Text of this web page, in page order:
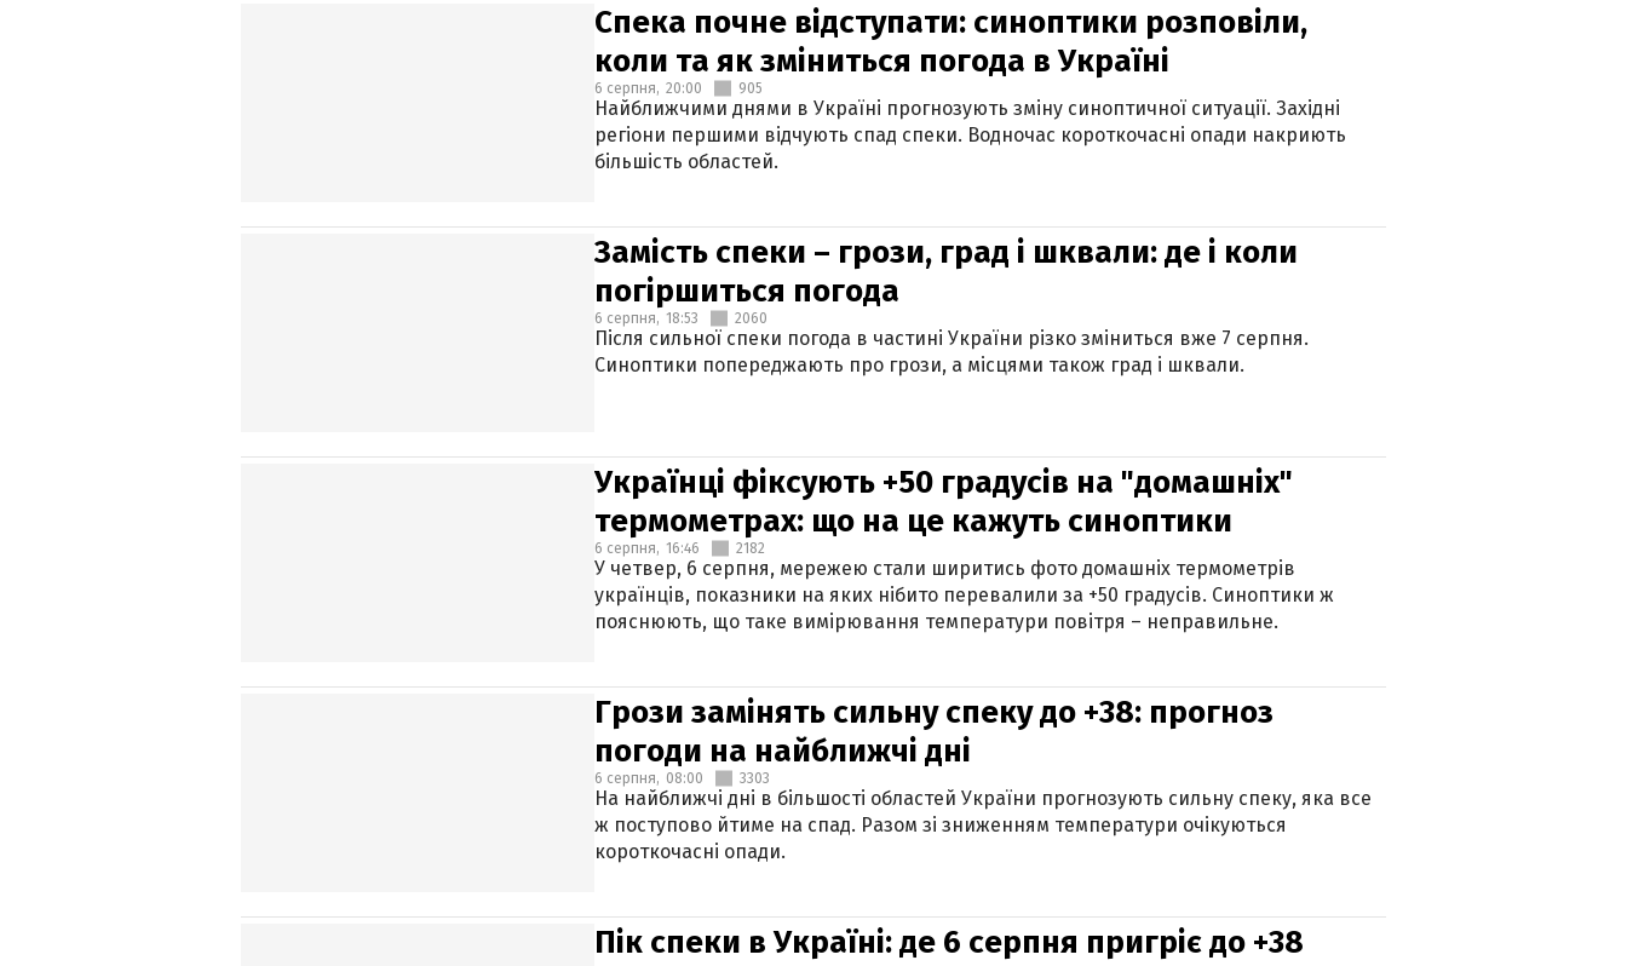
Спека почне відступати: синоптики розповіли,
коли та як зміниться погода в Україні
6 серпня, 20:00 905
Найближчими днями в Україні прогнозують зміну синоптичної ситуації. Західні
регіони першими відчують спад спеки. Водночас короткочасні опади накриють
більшість областей.
Замість спеки – грози, град і шквали: де і коли
погіршиться погода
6 серпня, 18:53 2060
Після сильної спеки погода в частині України різко зміниться вже 7 серпня.
Синоптики попереджають про грози, а місцями також град і шквали.
Українці фіксують +50 градусів на "домашніх"
термометрах: що на це кажуть синоптики
6 серпня, 16:46 2182
У четвер, 6 серпня, мережею стали ширитись фото домашніх термометрів
українців, показники на яких нібито перевалили за +50 градусів. Синоптики ж
пояснюють, що таке вимірювання температури повітря – неправильне.
Грози замінять сильну спеку до +38: прогноз
погоди на найближчі дні
6 серпня, 08:00 3303
На найближчі дні в більшості областей України прогнозують сильну спеку, яка все
ж поступово йтиме на спад. Разом зі зниженням температури очікуються
короткочасні опади.
Пік спеки в Україні: де 6 серпня пригріє до +38